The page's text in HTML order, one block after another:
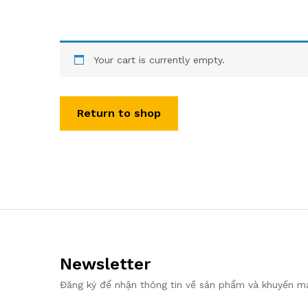
Your cart is currently empty.
Return to shop
Newsletter
Đăng ký để nhận thông tin về sản phẩm và khuyến